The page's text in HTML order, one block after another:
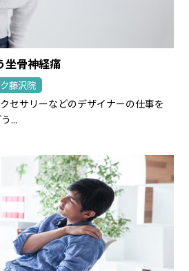
坐骨神経痛
藤沢院
セサリーなどのデザイナーの仕事を
...